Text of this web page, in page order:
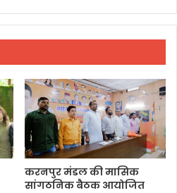
करनपुर मंडल की मासिक
सांगठनिक बैठक आयोजित